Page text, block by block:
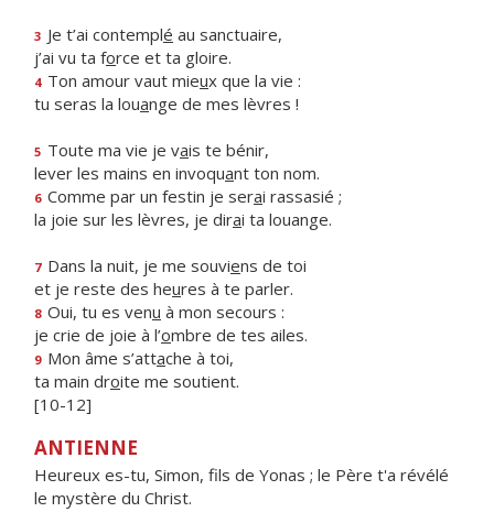
3 Je t’ai contemplé au sanctuaire,
j’ai vu ta force et ta gloire.
4 Ton amour vaut mieux que la vie :
tu seras la louange de mes lèvres !
5 Toute ma vie je vais te bénir,
lever les mains en invoquant ton nom.
6 Comme par un festin je serai rassasié ;
la joie sur les lèvres, je dirai ta louange.
7 Dans la nuit, je me souviens de toi
et je reste des heures à te parler.
8 Oui, tu es venu à mon secours :
je crie de joie à l’ombre de tes ailes.
9 Mon âme s’attache à toi,
ta main droite me soutient.
[10-12]
ANTIENNE
Heureux es-tu, Simon, fils de Yonas ; le Père t'a révélé
le mystère du Christ.